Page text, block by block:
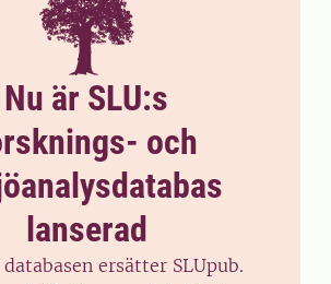
Nu är SLU:s
och
lanserad
databasen ersätter SLUpub.